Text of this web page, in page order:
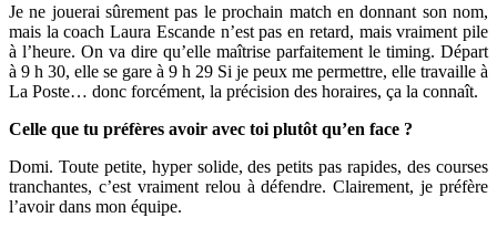
Je ne jouerai sûrement pas le prochain match en donnant son nom,
mais la coach Laura Escande n’est pas en retard, mais vraiment pile
à l’heure. On va dire qu’elle maîtrise parfaitement le timing. Départ
à 9 h 30, elle se gare à 9 h 29 Si je peux me permettre, elle travaille à
La Poste… donc forcément, la précision des horaires, ça la connaît.
Celle que tu préfères avoir avec toi plutôt qu’en face ?
Domi. Toute petite, hyper solide, des petits pas rapides, des courses
tranchantes, c’est vraiment relou à défendre. Clairement, je préfère
l’avoir dans mon équipe.